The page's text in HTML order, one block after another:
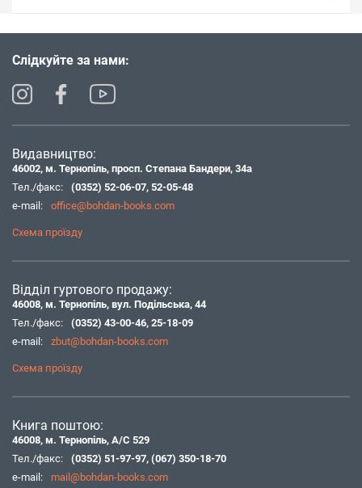
Слідкуйте за нами:
Видавництво:
46002, м. Тернопіль, просп. Степана Бандери, 34а
Тел./факс:
(0352) 52-06-07, 52-05-48
e-mail:
office@bohdan-books.com
Схема проїзду
Відділ гуртового продажу:
46008, м. Тернопіль, вул. Подільська, 44
Тел./факс:
(0352) 43-00-46, 25-18-09
e-mail:
zbut@bohdan-books.com
Схема проїзду
Книга поштою:
46008, м. Тернопіль, А/С 529
Тел./факс:
(0352) 51-97-97, (067) 350-18-70
e-mail:
mail@bohdan-books.com